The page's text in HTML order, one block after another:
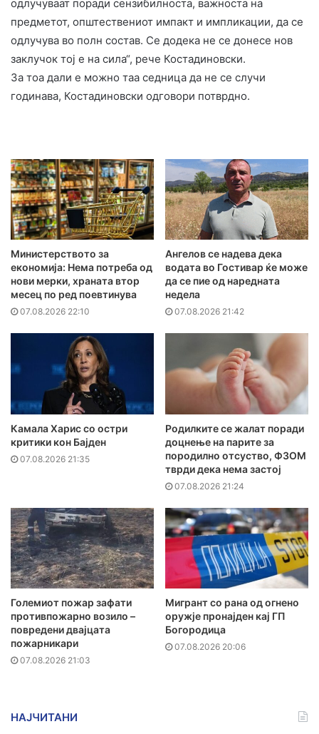
одлучуваат поради сензибилноста, важноста на
предметот, општествениот импакт и импликации, да се
одлучува во полн состав. Се додека не се донесе нов
заклучок тој е на сила“, рече Костадиновски.
За тоа дали е можно таа седница да не се случи
годинава, Костадиновски одговори потврдно.
Министерството за
економија: Нема потреба од
нови мерки, храната втор
месец по ред поевтинува
07.08.2026 22:10
Ангелов се надева дека
водата во Гостивар ќе може
да се пие од наредната
недела
07.08.2026 21:42
Камала Харис со остри
критики кон Бајден
07.08.2026 21:35
Родилките се жалат поради
доцнење на парите за
породилно отсуство, ФЗОМ
тврди дека нема застој
07.08.2026 21:24
Големиот пожар зафати
противпожарно возило –
повредени двајцата
пожарникари
07.08.2026 21:03
Мигрант со рана од огнено
оружје пронајден кај ГП
Богородица
07.08.2026 20:06
НАЈЧИТАНИ